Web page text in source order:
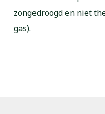
zongedroogd en niet
gas).